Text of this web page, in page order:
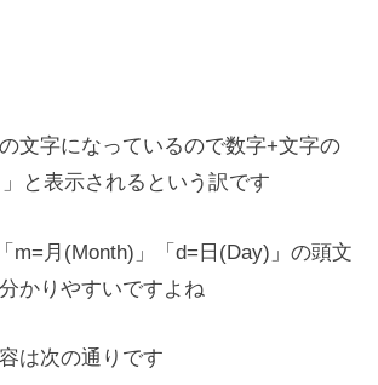
文字になっているので数字+文字の
」と表示されるという訳です
m=月(Month)」「d=日(Day)」の頭文
かりやすいですよね
は次の通りです